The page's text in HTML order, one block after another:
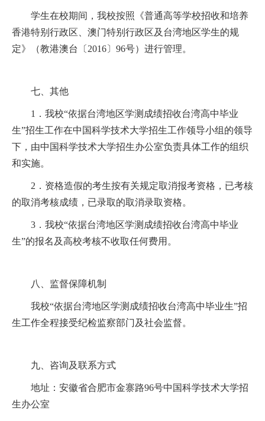
学生在校期间，我校按照《普通高等学校招收和培养
香港特别行政区、澳门特别行政区及台湾地区学生的规
定》（教港澳台〔 2016〕 96号）进行管理。
七、其他
1 ．我校“依据台湾地区学测成绩招收台湾高中毕业
生”招生工作在中国科学技术大学招生工作领导小组的领导
下，由中国科学技术大学招生办公室负责具体工作的组织
和实施。
2 ．资格造假的考生按有关规定取消报考资格，已考核
的取消考核成绩，已录取的取消录取资格。
3 ．我校“依据台湾地区学测成绩招收台湾高中毕业
生”的报名及高校考核不收取任何费用。
八、监督保障机制
我校“依据台湾地区学测成绩招收台湾高中毕业生”招
生工作全程接受纪检监察部门及社会监督。
九、咨询及联系方式
地址：安徽省合肥市金寨路96号中国科学技术大学招
生办公室